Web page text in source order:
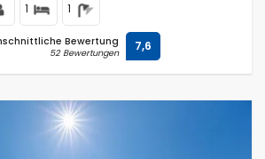
1 1
Bewertung
52 Bewertungen 7,6